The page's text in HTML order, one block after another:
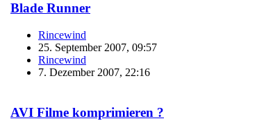
Blade Runner
Rincewind
25. September 2007, 09:57
Rincewind
7. Dezember 2007, 22:16
AVI Filme komprimieren ?